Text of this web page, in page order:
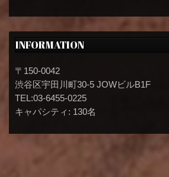
INFORMATION
〒150-0042
渋谷区宇田川町30-5 JOWビルB1F
TEL:03-6455-0225
キャパシティ: 130名